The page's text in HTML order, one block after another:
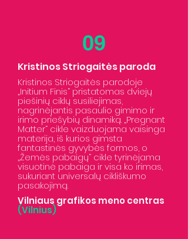
09
Kristinos Striogaitės paroda
Kristinos Striogaitės parodoje
„Initium Finis“ pristatomas dviejų
piešinių ciklų susiliejimas,
nagrinėjantis pasaulio gimimo ir
irimo priešybių dinamiką. „Pregnant
Matter“ cikle vaizduojama vaisinga
materija, iš kurios gimsta
fantastinės gyvybės formos, o
„Žemės pabaigų“ cikle tyrinėjama
visuotinė pabaiga ir visa ko irimas,
sukuriant universalų cikliškumo
pasakojimą.
Vilniaus grafikos meno centras
(Vilnius)